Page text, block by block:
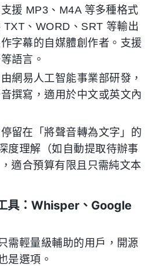
支援 MP3、M4A 等多種格式
TXT、WORD、SRT 等輸出
字幕的自媒體創作者。支援
語言。
由網易人工智能事業部研發，
撰寫，適用於中文或英文內
留在「將聲音轉為文字」的
度理解（如自動提取待辦事
適合預算有限且只需純文本
具：Whisper、Google
需輕量級輔助的用戶，開源
是選項。